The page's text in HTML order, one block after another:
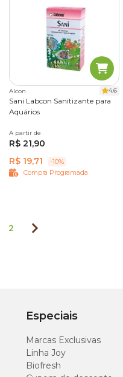
Alcon 4.6
Sani Labcon Sanitizante para
Aquários
15 ml
A partir de
R$ 21,90
R$ 19,71
-10%
Compra Programada
2
Especiais
Marcas Exclusivas
Linha Joy
Biofresh